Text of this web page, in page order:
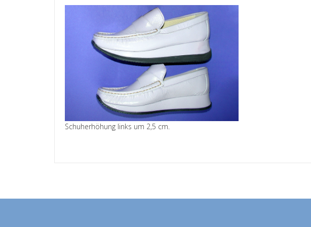
Schuherhöhung links um 2,5 cm.